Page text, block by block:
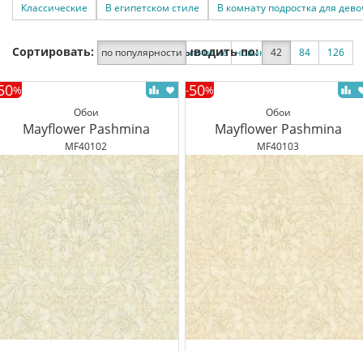
Классические В египетском стиле В комнату подростка для
Сортировать: по популярности по цене новинки по скидке
Выводить по: 42 84 126
Обои
Mayflower Pashmina
MF40102
%
Обои
Mayflower Pashmina
MF40103
-50%